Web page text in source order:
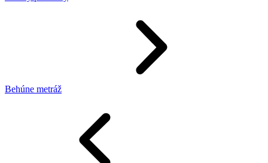
Behúne metráž